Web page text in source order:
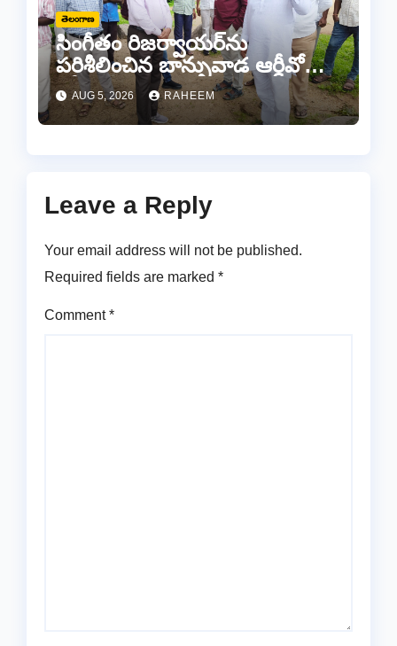
తెలంగాణ
సింగీతం రిజర్వాయర్‌ను
పరిశీలించిన బాన్సువాడ ఆర్డీవో
రవీందర్ రెడ్డి
AUG 5, 2026 RAHEEM
Leave a Reply
Your email address will not be published.
Required fields are marked *
Comment*